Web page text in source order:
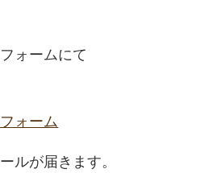
ォームにて
ォーム
ルが届きます。